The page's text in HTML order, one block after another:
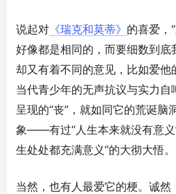
说起对 《瑞克和莫蒂》 的喜爱，
好像都是相同的，而要细数到底
却又有着不同的意见，比如爱他
当代青少年的无声抗议与实力自
呈现的“丧”，就如同它的荒诞脑
象——有过“人生本来就没有意义
生处处都充满意义”的大彻大悟。
当然，也有人最爱它的梗。诚